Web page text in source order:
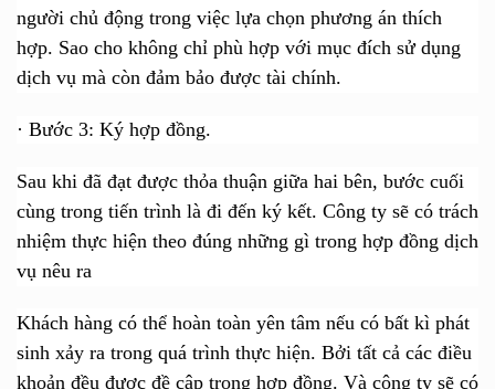
người chủ động trong việc lựa chọn phương án thích
hợp. Sao cho không chỉ phù hợp với mục đích sử dụng
dịch vụ mà còn đảm bảo được tài chính.
· Bước 3: Ký hợp đồng.
Sau khi đã đạt được thỏa thuận giữa hai bên, bước cuối
cùng trong tiến trình là đi đến ký kết. Công ty sẽ có trách
nhiệm thực hiện theo đúng những gì trong hợp đồng dịch
vụ nêu ra
Khách hàng có thể hoàn toàn yên tâm nếu có bất kì phát
sinh xảy ra trong quá trình thực hiện. Bởi tất cả các điều
khoản đều được đề cập trong hợp đồng. Và công ty sẽ có